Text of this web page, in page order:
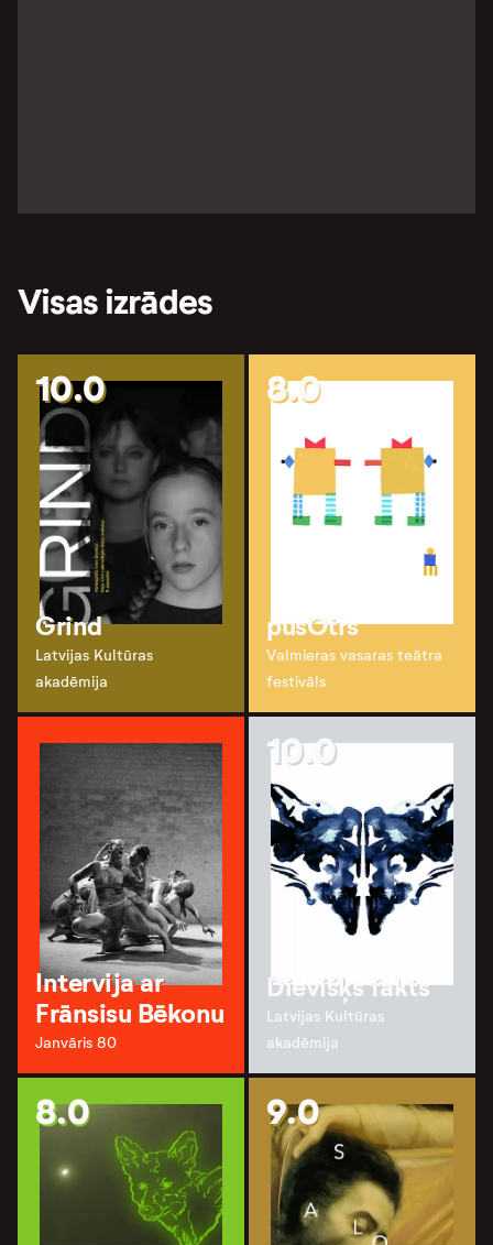
Visas izrādes
10.0
Grind
Latvijas Kultūras
akadēmija
8.0
pusOtrs
Valmieras vasaras teātra
festivāls
Intervija ar
Frānsisu Bēkonu
Janvāris 80
10.0
Dievišķs fakts
Latvijas Kultūras
akadēmija
8.0 9.0